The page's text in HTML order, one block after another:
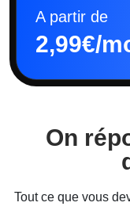
A partir de
2,99€/
On
Tout ce que vous